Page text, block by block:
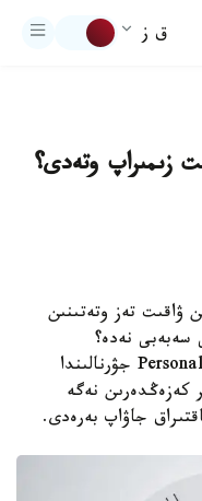
ق ز
زىمىراپ وتەدى؟
ۋاقىت تەز وتەتىنىن
سەبەبى نەدە؟
Personality and Social Psychology Bulletin جۋرنالىندا
كەزەڭدەرىن نەگە
جاۋاپ بەرەدى.